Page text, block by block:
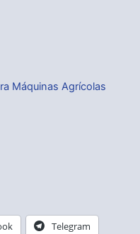
Máquinas Agrícolas
Telegram